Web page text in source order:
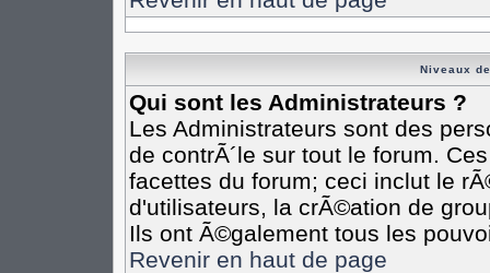
Niveaux
Qui sont les Administrateurs ?
Les Administrateurs sont des
de contrÃ´le sur tout le forum.
facettes du forum; ceci inclut le
d'utilisateurs, la crÃ©ation de
Ils ont Ã©galement tous les
Revenir en haut de page